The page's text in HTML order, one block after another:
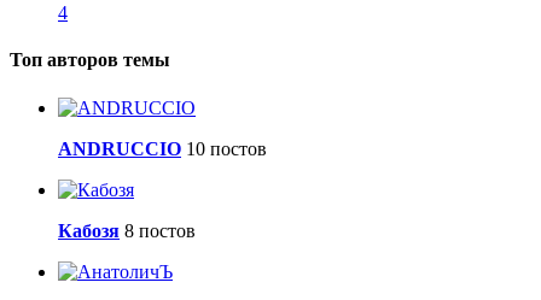
4
Топ авторов темы
ANDRUCCIO 10 постов
Кабозя 8 постов